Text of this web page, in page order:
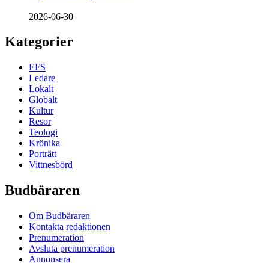
2026-06-30
Kategorier
EFS
Ledare
Lokalt
Globalt
Kultur
Resor
Teologi
Krönika
Porträtt
Vittnesbörd
Budbäraren
Om Budbäraren
Kontakta redaktionen
Prenumeration
Avsluta prenumeration
Annonsera